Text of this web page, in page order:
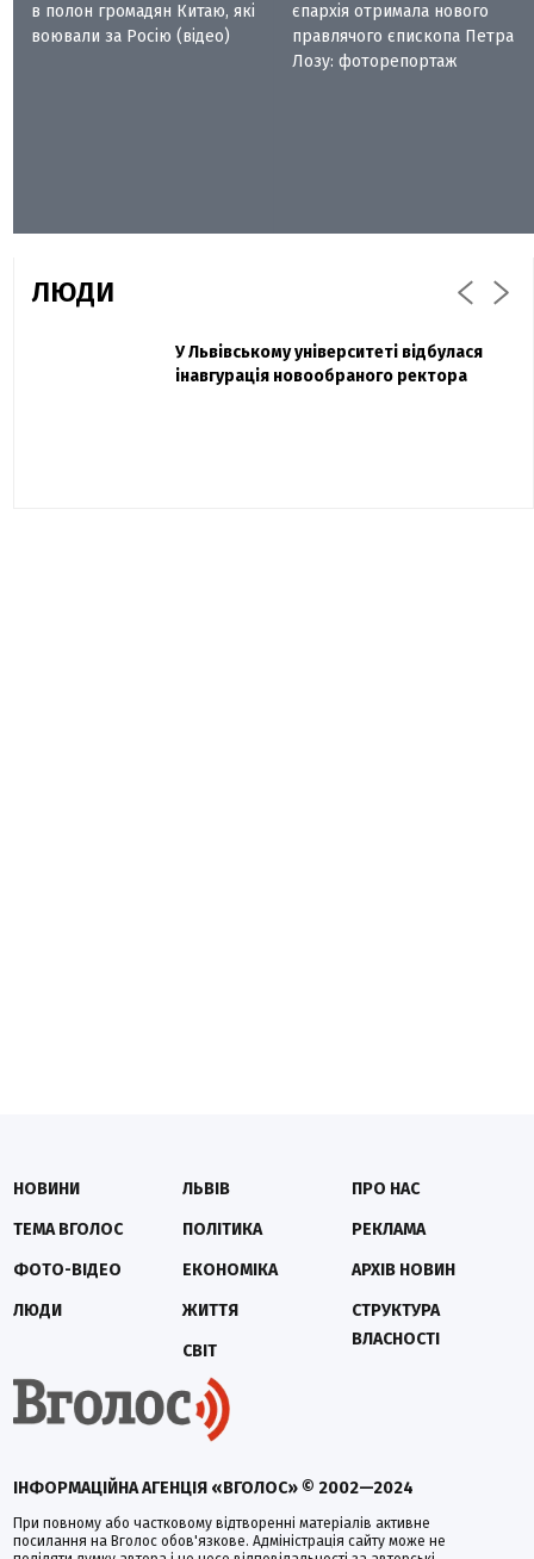
в полон громадян Китаю, які
воювали за Росію (відео)
єпархія отримала нового
правлячого єпископа Петра
Лозу: фоторепортаж
ЛЮДИ
Павло Дак
Захисник "Азовсталі" Діанов вдруге
одружився та показав фото з весілля
У Львівському університеті відбулася
інавгурація новообраного ректора
ІНФОРМАЦІЙНА АГЕНЦІЯ «ВГОЛОС» © 2002—2024
При повному або частковому відтворенні матеріалів активне
посилання на Вголос обов'язкове. Адміністрація сайту може не
НОВИНИ
ТЕМА ВГОЛОС
ФОТО-ВІДЕО
ЛЮДИ
ЛЬВІВ
ПОЛІТИКА
ЕКОНОМІКА
ЖИТТЯ
СВІТ
ПРО НАС
РЕКЛАМА
АРХІВ НОВИН
СТРУКТУРА
ВЛАСНОСТІ